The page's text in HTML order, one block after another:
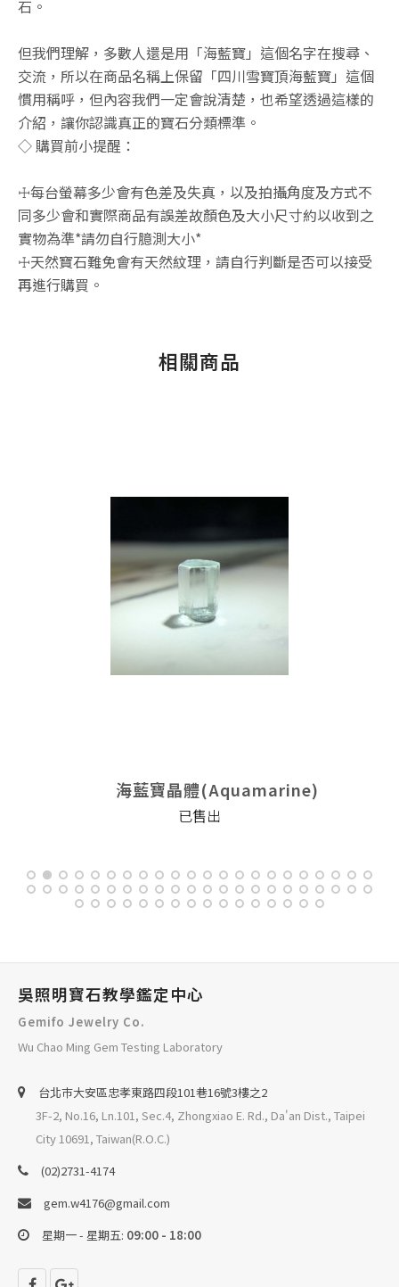
石。
但我們理解，多數人還是用「海藍寶」這個名字在搜尋、
交流，所以在商品名稱上保留「四川雪寶頂海藍寶」這個
慣用稱呼，但內容我們一定會說清楚，也希望透過這樣的
介紹，讓你認識真正的寶石分類標準。
◇ 購買前小提醒：
☩每台螢幕多少會有色差及失真，以及拍攝角度及方式不
同多少會和實際商品有誤差故顏色及大小尺寸約以收到之
實物為準*請勿自行臆測大小*
☩天然寶石難免會有天然紋理，請自行判斷是否可以接受
再進行購買。
相關商品
海藍寶晶體(Aquamarine)
已售出
吳照明寶石教學鑑定中心
Gemifo Jewelry Co.
Wu Chao Ming Gem Testing Laboratory
台北巿大安區忠孝東路四段101巷16號3樓之2
3F-2, No.16, Ln.101, Sec.4, Zhongxiao E. Rd., Da'an Dist., Taipei
City 10691, Taiwan(R.O.C.)
(02)2731-4174
gem.w4176@gmail.com
星期一 - 星期五: 09:00 - 18:00